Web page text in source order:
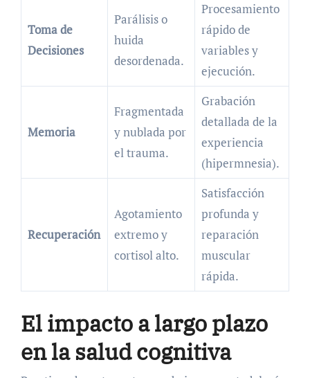
Toma de
Decisiones
Parálisis o
huida
desordenada.
Procesamiento
rápido de
variables y
ejecución.
Memoria
Fragmentada
y nublada por
el trauma.
Grabación
detallada de la
experiencia
(hipermnesia).
Recuperación
Agotamiento
extremo y
cortisol alto.
Satisfacción
profunda y
reparación
muscular
rápida.
El impacto a largo plazo
en la salud cognitiva